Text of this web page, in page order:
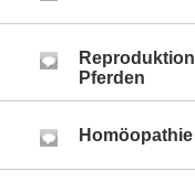
Pferden